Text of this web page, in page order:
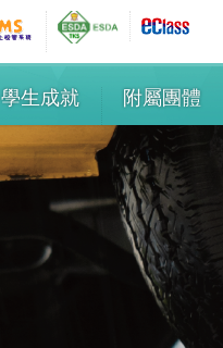
學生成就 附屬團體